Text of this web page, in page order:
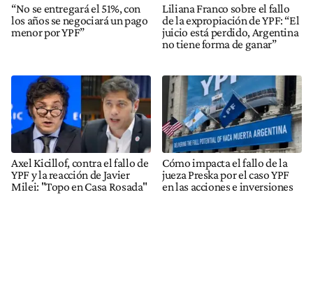
“No se entregará el 51%, con
los años se negociará un pago
menor por YPF”
Liliana Franco sobre el fallo
de la expropiación de YPF: “El
juicio está perdido, Argentina
no tiene forma de ganar”
Axel Kicillof, contra el fallo de
YPF y la reacción de Javier
Milei: "Topo en Casa Rosada"
Cómo impacta el fallo de la
jueza Preska por el caso YPF
en las acciones e inversiones